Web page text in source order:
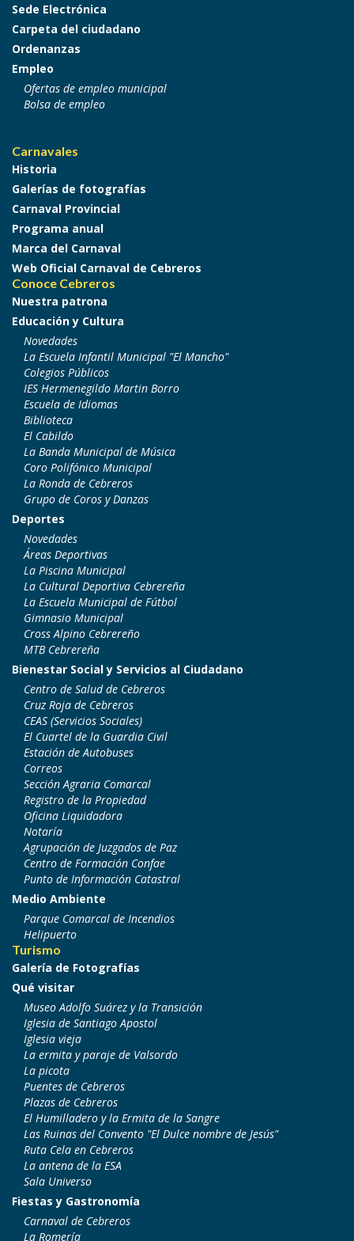
Sede Electrónica
Carpeta del ciudadano
Ordenanzas
Empleo
Ofertas de empleo municipal
Bolsa de empleo
Carnavales
Historia
Galerías de fotografías
Carnaval Provincial
Programa anual
Marca del Carnaval
Web Oficial Carnaval de Cebreros
Conoce Cebreros
Nuestra patrona
Educación y Cultura
Novedades
La Escuela Infantil Municipal "El Mancho"
Colegios Públicos
IES Hermenegildo Martin Borro
Escuela de Idiomas
Biblioteca
El Cabildo
La Banda Municipal de Música
Coro Polifónico Municipal
La Ronda de Cebreros
Grupo de Coros y Danzas
Deportes
Novedades
Áreas Deportivas
La Piscina Municipal
La Cultural Deportiva Cebrereña
La Escuela Municipal de Fútbol
Gimnasio Municipal
Cross Alpino Cebrereño
MTB Cebrereña
Bienestar Social y Servicios al Ciudadano
Centro de Salud de Cebreros
Cruz Roja de Cebreros
CEAS (Servicios Sociales)
El Cuartel de la Guardia Civil
Estación de Autobuses
Correos
Sección Agraria Comarcal
Registro de la Propiedad
Oficina Liquidadora
Notaría
Agrupación de Juzgados de Paz
Centro de Formación Confae
Punto de Información Catastral
Medio Ambiente
Parque Comarcal de Incendios
Helipuerto
Turismo
Galería de Fotografías
Qué visitar
Museo Adolfo Suárez y la Transición
Iglesia de Santiago Apostol
Iglesia vieja
La ermita y paraje de Valsordo
La picota
Puentes de Cebreros
Plazas de Cebreros
El Humilladero y la Ermita de la Sangre
Las Ruinas del Convento "El Dulce nombre de Jesús"
Ruta Cela en Cebreros
La antena de la ESA
Sala Universo
Fiestas y Gastronomía
Carnaval de Cebreros
La Romería